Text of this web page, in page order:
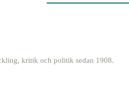
kritik och politik sedan 1908.